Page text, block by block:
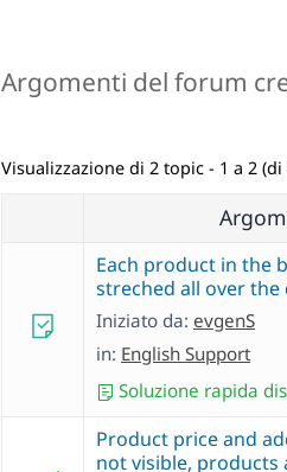
Argomenti del forum
Visualizzazione di 2 topic - 1 a 2
Each product in the
streched all over the
Iniziato da: evgenS
in: English Support
Soluzione rapida
Product price and
not visible, products